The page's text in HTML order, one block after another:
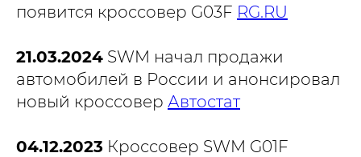
появится кроссовер G03F RG.RU
21.03.2024 SWM начал продажи
автомобилей в России и анонсировал
новый кроссовер Автостат
04.12.2023 Кроссовер SWM G01F